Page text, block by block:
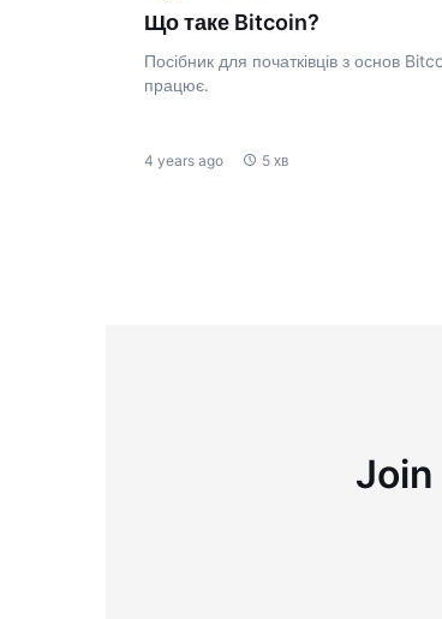
Що таке Bitcoin?
Посібник для початківців з основ
працює.
4 years ago 5 хв